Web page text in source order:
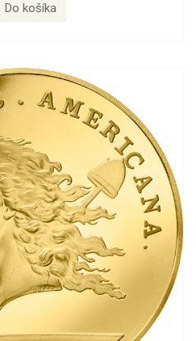
Do košíka